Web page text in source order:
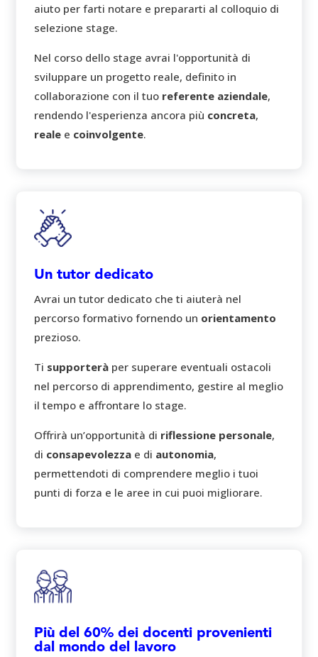
aiuto per farti notare e prepararti al colloquio di
selezione stage.
Nel corso dello stage avrai l'opportunità di
sviluppare un progetto reale, definito in
collaborazione con il tuo referente aziendale,
rendendo l'esperienza ancora più concreta,
reale e coinvolgente.
Un tutor dedicato
Avrai un tutor dedicato che ti aiuterà nel
percorso formativo fornendo un orientamento
prezioso.
Ti supporterà per superare eventuali ostacoli
nel percorso di apprendimento, gestire al meglio
il tempo e affrontare lo stage.
Offrirà un’opportunità di riflessione personale,
di consapevolezza e di autonomia,
permettendoti di comprendere meglio i tuoi
punti di forza e le aree in cui puoi migliorare.
Più del 60% dei docenti provenienti
dal mondo del lavoro